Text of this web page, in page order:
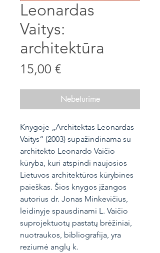
Leonardas
Vaitys:
architektūra
15,00 €Price
Nebeturime
Knygoje „Architektas Leonardas
Vaitys“ (2003) supažindinama su
architekto Leonardo Vaičio
kūryba, kuri atspindi naujosios
Lietuvos architektūros kūrybines
paieškas. Šios knygos įžangos
autorius dr. Jonas Minkevičius,
leidinyje spausdinami L. Vaičio
suprojektuotų pastatų brėžiniai,
nuotraukos, bibliografija, yra
reziumė anglų k.